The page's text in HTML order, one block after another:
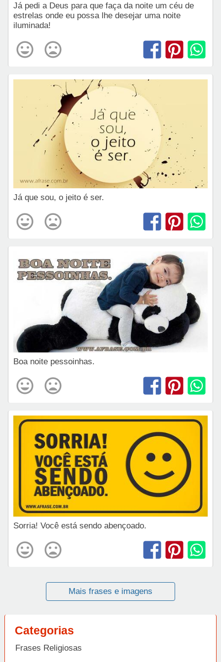
Já pedi a Deus para que faça da noite um céu de
estrelas onde eu possa lhe desejar uma noite
iluminada!
Já que sou, o jeito é ser.
Boa noite pessoinhas.
Sorria! Você está sendo abençoado.
Mais frases e imagens
Categorias
Frases Religiosas